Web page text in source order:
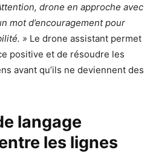
drone en approche avec
mot d’encouragement pour
» Le drone assistant permet
positive et de résoudre les
avant qu’ils ne deviennent des
langage
les lignes